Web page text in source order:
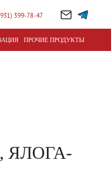
399-78-47
ПРОЧИЕ ПРОДУКТЫ
ЯЛОГА-